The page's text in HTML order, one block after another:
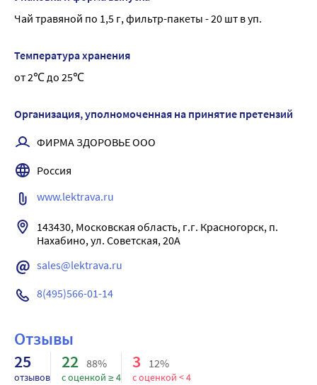
свойственный данному растительному сырью (без
постороннего вкуса и запаха)
Также чай имеет приятный вкус и может стать хорошей
альтернативой ненатуральным напиткам.
изготовлен по всем необходимым нормам и стандартам,
законодательством РФ к детскому питанию.
Травяной напиток не имеет в своем составе химических
веществ и гранулята, он экологически чист и абсолютно
безвреден для детей старше 4 месяцев.
Чай травяной по 1,5 г, фильтр-пакеты - 20 шт в уп.
Температура хранения
от 2℃ до 25℃
Организация, уполномоченная на принятие претензий
ФИРМА ЗДОРОВЬЕ ООО
Россия
www.lektrava.ru
143430, Московская область, г.г. Красногорск, п.
sales@lektrava.ru
8(495)566-01-14
Отзывы
25
отзывов
22 88%
с оценкой ≥ 4
3 12%
с оценкой < 4